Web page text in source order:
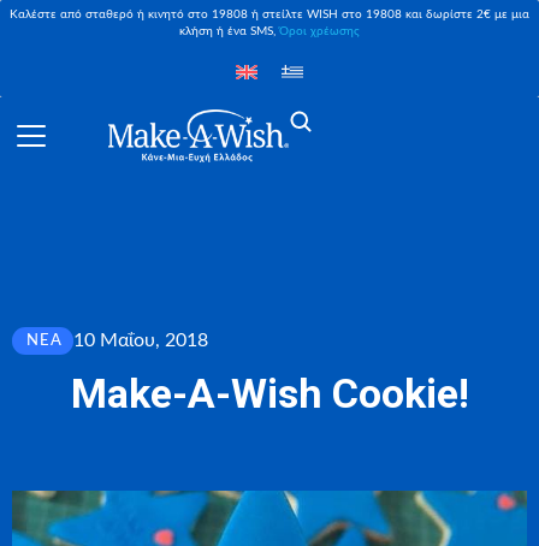
Καλέστε από σταθερό ή κινητό στο 19808 ή στείλτε WISH στο 19808 και δωρίστε 2€ με μια
κλήση ή ένα SMS,Όροι χρέωσης
ΝΈΑ 10 Μαΐου, 2018
Make-A-Wish Cookie!